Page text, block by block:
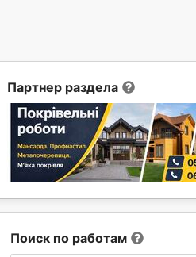
Партнер раздела
Поиск по работам